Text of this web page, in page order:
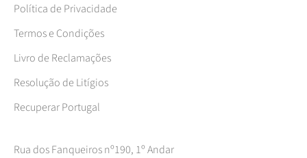
Política de Privacidade
Termos e Condições
Livro de Reclamações
Resolução de Litígios
Recuperar Portugal
Rua dos Fanqueiros nº190, 1º Andar